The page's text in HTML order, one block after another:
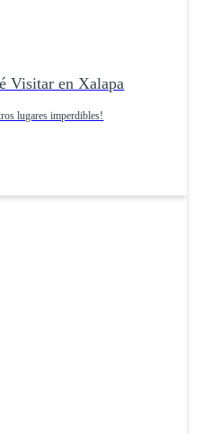
Visitar en Xalapa
lugares imperdibles!